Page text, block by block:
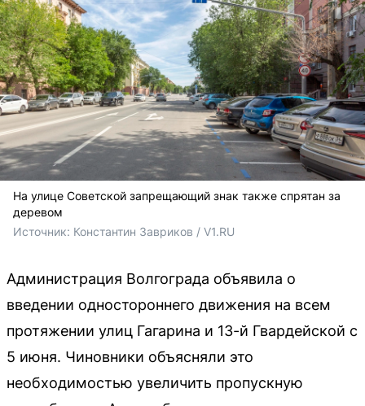
На улице Советской запрещающий знак также спрятан за
деревом
Источник: Константин Завриков / V1.RU
Администрация Волгограда объявила о
введении одностороннего движения на всем
протяжении улиц Гагарина и 13-й Гвардейской с
5 июня. Чиновники объясняли это
необходимостью увеличить пропускную